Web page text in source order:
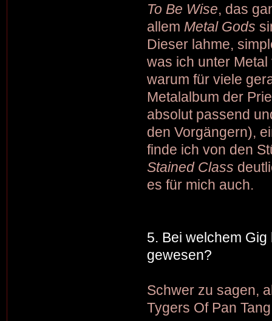
To Be Wise, das
allem Metal Gods
Dieser lahme,
was ich unter
warum für viele
Metalalbum der
absolut passend
den Vorgängern),
finde ich von den
Stained Class
es für mich auch.
5. Bei welchem
gewesen?
Schwer zu sagen,
Tygers Of Pan